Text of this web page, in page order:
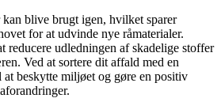
blive brugt igen, hvilket sparer
for at udvinde nye råmaterialer.
reducere udledningen af ​​skadelige stoffer
Ved at sortere dit affald med en
beskytte miljøet og gøre en positiv